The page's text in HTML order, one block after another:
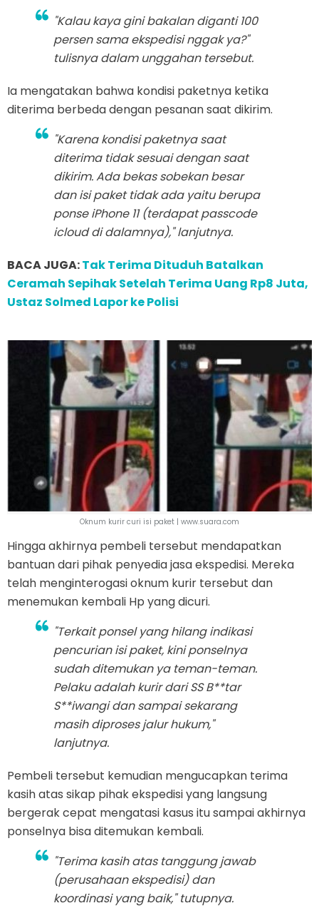
"Kalau kaya gini bakalan diganti 100
persen sama ekspedisi nggak ya?"
tulisnya dalam unggahan tersebut.
Ia mengatakan bahwa kondisi paketnya ketika
diterima berbeda dengan pesanan saat dikirim.
"Karena kondisi paketnya saat
diterima tidak sesuai dengan saat
dikirim. Ada bekas sobekan besar
dan isi paket tidak ada yaitu berupa
ponse iPhone 11 (terdapat passcode
icloud di dalamnya)," lanjutnya.
BACA JUGA:Tak Terima Dituduh Batalkan
Ceramah Sepihak Setelah Terima Uang Rp8 Juta,
Ustaz Solmed Lapor ke Polisi
Oknum kurir curi isi paket | www.suara.com
Hingga akhirnya pembeli tersebut mendapatkan
bantuan dari pihak penyedia jasa ekspedisi. Mereka
telah menginterogasi oknum kurir tersebut dan
menemukan kembali Hp yang dicuri.
"Terkait ponsel yang hilang indikasi
pencurian isi paket, kini ponselnya
sudah ditemukan ya teman-teman.
Pelaku adalah kurir dari SS B**tar
S**iwangi dan sampai sekarang
masih diproses jalur hukum,"
lanjutnya.
Pembeli tersebut kemudian mengucapkan terima
kasih atas sikap pihak ekspedisi yang langsung
bergerak cepat mengatasi kasus itu sampai akhirnya
ponselnya bisa ditemukan kembali.
"Terima kasih atas tanggung jawab
(perusahaan ekspedisi) dan
koordinasi yang baik," tutupnya.